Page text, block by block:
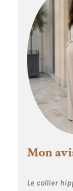
Mon
Le collier